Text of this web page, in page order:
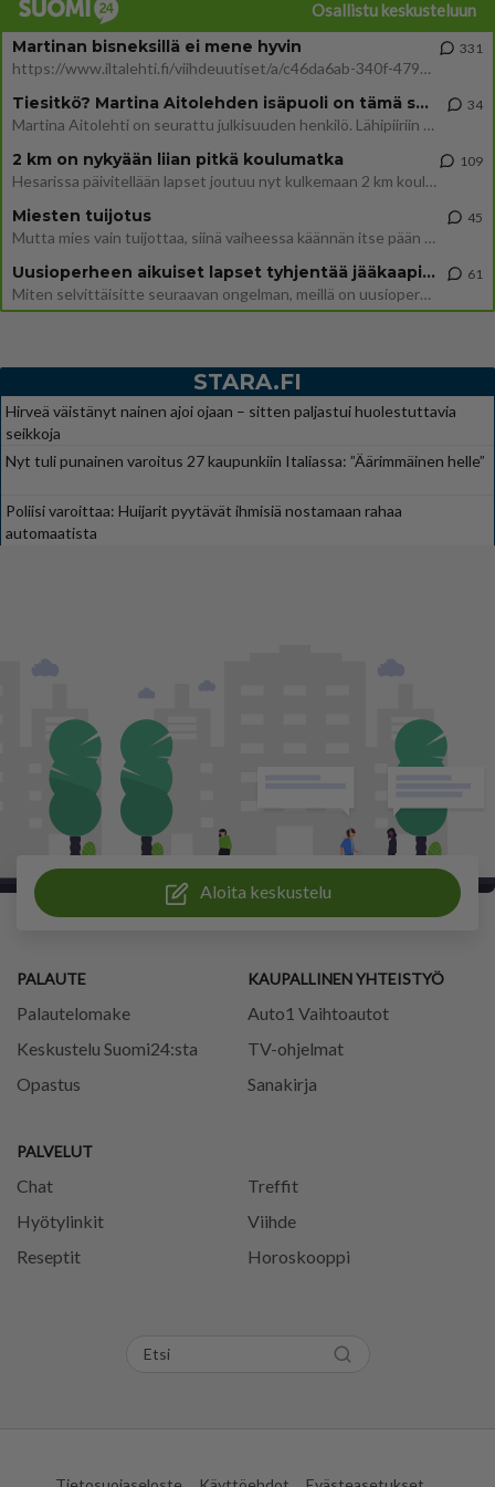
Osallistu keskusteluun
Martinan bisneksillä ei mene hyvin
https://www.iltalehti.fi/viihdeuutiset/a/c46da6ab-340f-4790-aaa7-0865eed2336 Yrityksen konkurssihakemus on tullut kärä
331
Tiesitkö? Martina Aitolehden isäpuoli on tämä suosittu laulaja
Martina Aitolehti on seurattu julkisuuden henkilö. Lähipiiriin mahtuu muitakin tunnettuja henkilöitä. Tiesitkö, että Ma
34
2 km on nykyään liian pitkä koulumatka
Hesarissa päivitellään lapset joutuu nyt kulkemaan 2 km kouluun jösses. Ruostefillarilla tuo matka menee vaikka miten äk
109
Miesten tuijotus
Mutta mies vain tuijottaa, siinä vaiheessa käännän itse pään pois. Mikä juttu? Yleensä jos joku tuijottaa tai katsoo, hä
45
Uusioperheen aikuiset lapset tyhjentää jääkaapin käydessään
Miten selvittäisitte seuraavan ongelman, meillä on uusioperhe, minulla teini-ikäiset lapset ja puolisolla aikuiset, jotk
61
STARA.FI
Hirveä väistänyt nainen ajoi ojaan – sitten paljastui huolestuttavia
seikkoja
Nyt tuli punainen varoitus 27 kaupunkiin Italiassa: ”Äärimmäinen helle”
Poliisi varoittaa: Huijarit pyytävät ihmisiä nostamaan rahaa
automaatista
Aloita keskustelu
PALAUTE
Palautelomake
Keskustelu Suomi24:sta
Opastus
PALVELUT
Chat
Treffit
Hyötylinkit
Viihde
Reseptit
Horoskooppi
KAUPALLINEN YHTEISTYÖ
Auto1 Vaihtoautot
TV-ohjelmat
Sanakirja